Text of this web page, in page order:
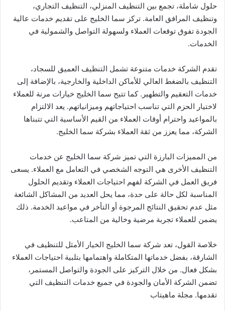
حلول شاملة، تجمع بين التنظيف المنزلي، التنظيف التجاري،
وتنظيف المرافق العامة. تركز سما الخليج على تقديم خدمات عالية
الجودة تفوق توقعات العملاء ولسهولة التواصل والشمولية في
الخدمات.
تقدم الشركة خدمات متنوعة تشمل التنظيف العميق للسجاد،
التنظيف بالضغط العالي للأماكن الداخلية والخارجية، بالإضافة إلى
خدمات التعقيم والتطهير. كما تتيح سما الخليج خيارات مرنة للعملاء
لاختيار الحزم التي تناسب احتياجاتهم وميزانياتهم. يعد الالتزام
بالمواعيد واحترام أوقات العملاء من القيم الأساسية التي تتبناها
الشركة، مما يعزز من ثقة العملاء بشركة سما الخليج.
من المميزات البارزة التي تميز شركة سما الخليج عن خدمات
التنظيف الأخرى هي التوجه الشخصي في التعامل مع العملاء. يسعى
فريق العمل في الشركة لفهم احتياجات العملاء وتقديم الحلول
المناسبة لكل حالة على حدة، مما يحل العديد من المشاكل الشائعة
مثل عدم تحقيق النتائج المرجوة أو التأخر في مواعيد الخدمة. ذلك
يضمن للعملاء تجربة مرضية وخالية من المتاعب.
خلاصة القول، تعد شركة سما الخليج الخيار الأمثل للتنظيف في
الشارقة، بفضل خدماتها المتكاملة واهتمامها بتلبية احتياجات العملاء
بشكل فعال. من خلال التركيز على الجودة والتواصل المستمر،
تضمن الشركة الأمان والجودة في جميع خدمات التنظيف التي
تقدمها. مجلة ماهيتاب